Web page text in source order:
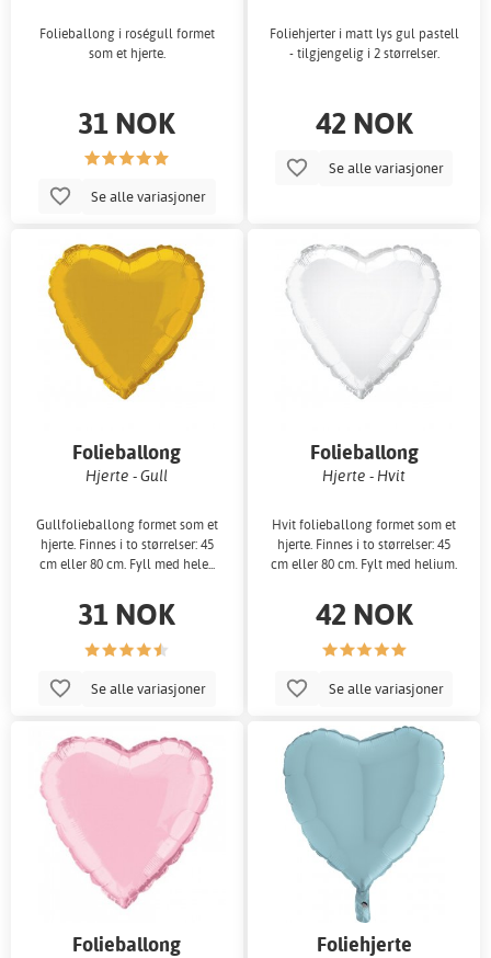
Folieballong i roségull formet
som et hjerte.
31 NOK
Se alle variasjoner
Foliehjerter i matt lys gul pastell
- tilgjengelig i 2 størrelser.
42 NOK
Se alle variasjoner
Folieballong
Hjerte - Gull
Gullfolieballong formet som et
hjerte. Finnes i to størrelser: 45
cm eller 80 cm. Fyll med hele...
31 NOK
Se alle variasjoner
Folieballong
Hjerte - Hvit
Hvit folieballong formet som et
hjerte. Finnes i to størrelser: 45
cm eller 80 cm. Fylt med helium.
42 NOK
Se alle variasjoner
Folieballong Foliehjerte